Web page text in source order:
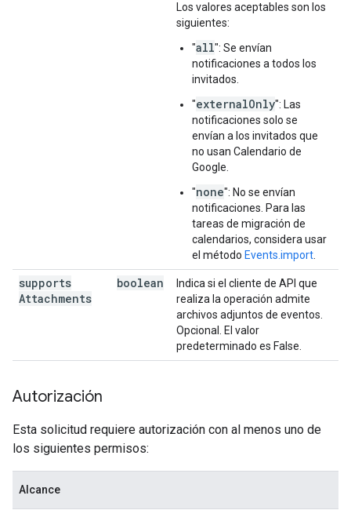
Los valores aceptables son los
siguientes:
"all": Se envían
notificaciones a todos los
invitados.
"externalOnly": Las
notificaciones solo se
envían a los invitados que
no usan Calendario de
Google.
"none": No se envían
notificaciones. Para las
tareas de migración de
calendarios, considera usar
el método Events.import
supports
Attachments
boolean
Indica si el cliente de API que
realiza la operación admite
archivos adjuntos de eventos.
Opcional. El valor
predeterminado es False.
Autorización
Esta solicitud requiere autorización con al menos uno de
los siguientes permisos:
Alcance